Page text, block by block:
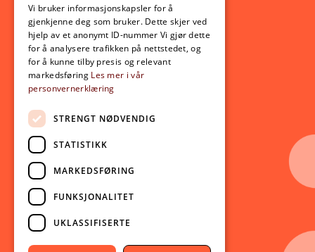
Opptak
Lov- og regelverk
Aktuelt
Nyheter
Arrangementer
Nyhetsbrev
Ledige stillinger
Følg oss på sosiale medier:
Facebook
Instagram
Youtube
Vi bruker informasjonskapsler for å
gjenkjenne deg som bruker. Dette skjer ved
hjelp av et anonymt ID-nummer Vi gjør dette
for å analysere trafikken på nettstedet, og
for å kunne tilby presis og relevant
markedsføring Les mer i vår
personvernerklæring
STRENGT NØDVENDIG
STATISTIKK
MARKEDSFØRING
FUNKSJONALITET
UKLASSIFISERTE